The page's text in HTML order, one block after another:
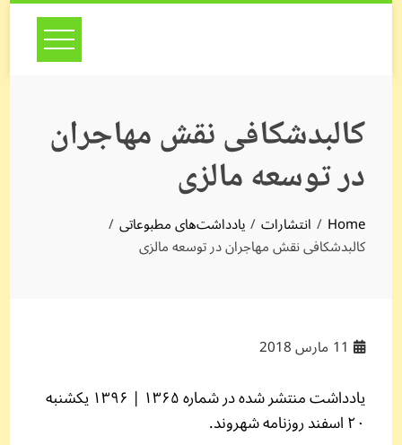
Skip
کالبدشکافی نقش مهاجران
در توسعه‌ مالزی
Home انتشارات یادداشت‌های مطبوعاتی
کالبدشکافی نقش مهاجران در توسعه‌ مالزی
11 مارس 2018
یادداشت منتشر شده در شماره ۱۳۶۵ | ۱۳۹۶ يکشنبه
۲۰ اسفند روزنامه شهروند.